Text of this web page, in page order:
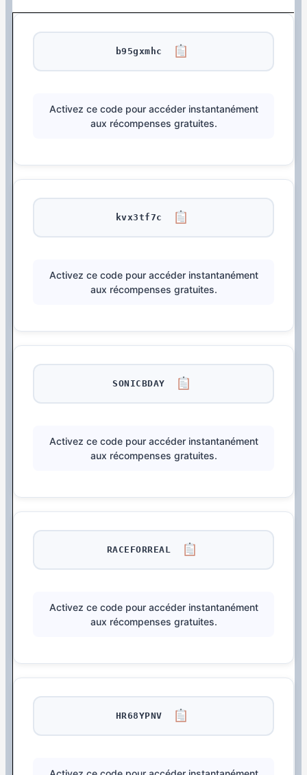
b95gxmhc
Activez ce code pour accéder instantanément
aux récompenses gratuites.
kvx3tf7c
Activez ce code pour accéder instantanément
aux récompenses gratuites.
SONICBDAY
Activez ce code pour accéder instantanément
aux récompenses gratuites.
RACEFORREAL
Activez ce code pour accéder instantanément
aux récompenses gratuites.
HR68YPNV